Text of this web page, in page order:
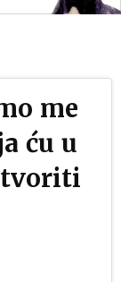
me
ću u